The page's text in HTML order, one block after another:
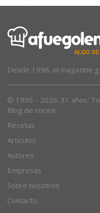
Desde 1996, el magazine
© 1996 - 2026. 31 años.
Blog de cocina
Recetas
Artículos
Autores
Empresas
Sobre nosotros
Contacto